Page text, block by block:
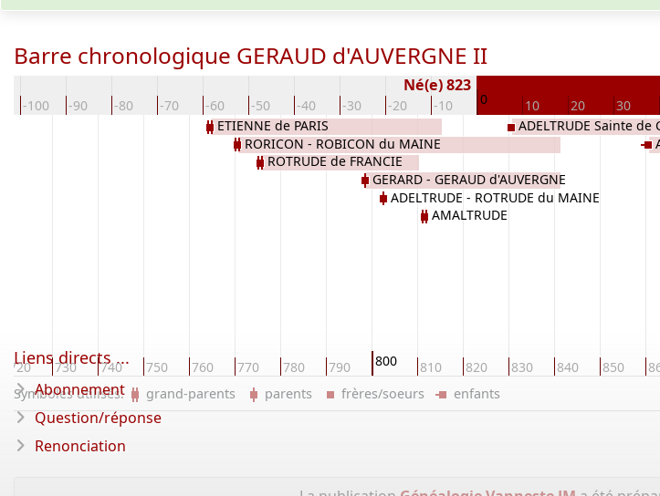
Barre chronologique GERAUD d'AUVERGNE II
-100 -90 -80 -70 -60 -50 -40 -30 -20 -10 0 10 20 30
Né(e) 823
720 730 740 750 760 770 780 790 800 810 820 830 840 850
ETIENNE de PARIS
RORICON - ROBICON du MAINE
ROTRUDE de FRANCIE
GERARD - GERAUD d'AUVERGNE
ADELTRUDE - ROTRUDE du MAINE
AMALTRUDE
ADELTRUDE Sainte de
Symboles utilisés: grand-parents parents frères/soeurs enfants
Liens directs ...
Abonnement
Question/réponse
Renonciation